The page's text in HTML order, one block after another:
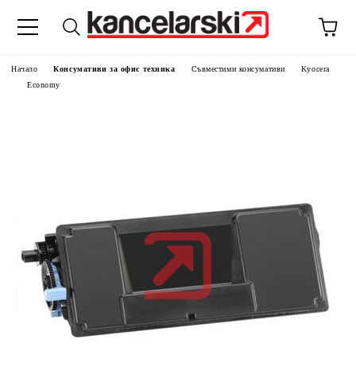
Начало Консумативи за офис техника Съвместими консумативи
Kyocera
Economy